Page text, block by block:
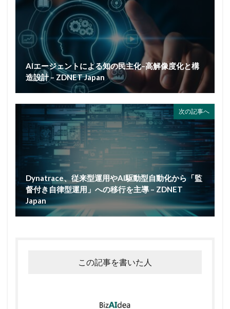
AIエージェントによる知の民主化–高解像度化と構
造設計 – ZDNET Japan
次の記事へ
Dynatrace、従来型運用やAI駆動型自動化から「監
督付き自律型運用」への移行を主導 – ZDNET
Japan
この記事を書いた人